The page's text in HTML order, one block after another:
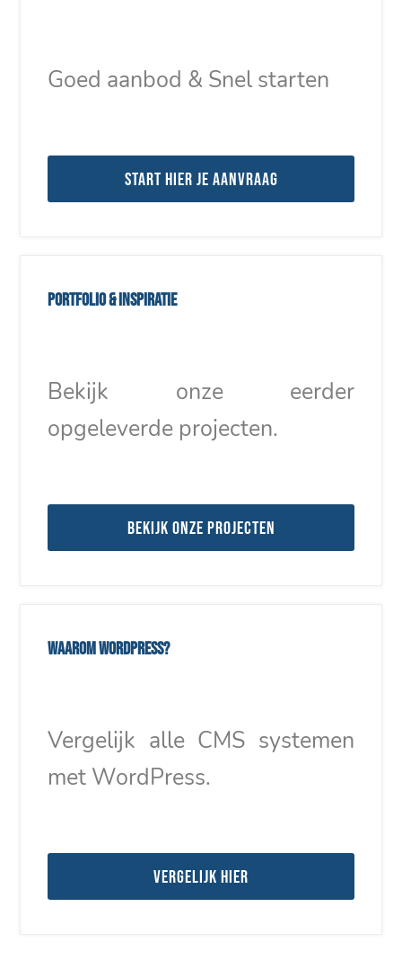
Goed aanbod & Snel starten
Start hier je aanvraag
Portfolio & inspiratie
Bekijk onze eerder
opgeleverde projecten.
Bekijk onze projecten
Waarom WordPress?
Vergelijk alle CMS systemen
met WordPress.
Vergelijk hier